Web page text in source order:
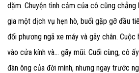
dặm. Chuyện tình cảm của cô cũng chẳng
gia một dịch vụ hẹn hò, buổi gặp gỡ đầu
đối phương ngã xe máy và gãy chân. Cuộc
vào cửa kính và… gãy mũi. Cuối cùng, cô
đàn ông của đời mình, nhưng ngay trước